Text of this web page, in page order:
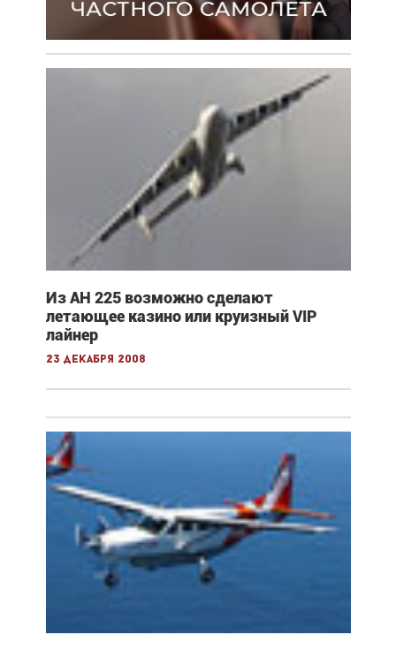
Из АН 225 возможно сделают
летающее казино или круизный VIP
лайнер
23 декабря 2008